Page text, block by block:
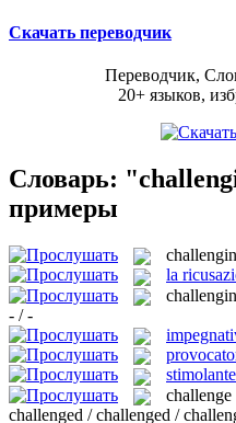
Скачать переводчик
Переводчик,
20+ языков,
Словарь:
примеры
la
- / -
stimolante
challenge
challenged / challenged /